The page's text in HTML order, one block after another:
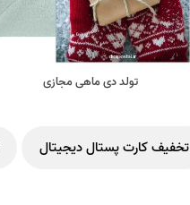
تولد دی ماهی مجازی
تخفیف کارت پستال دیجیتال